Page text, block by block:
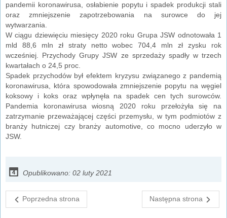
pandemii koronawirusa, osłabienie popytu i spadek produkcji stali
oraz zmniejszenie zapotrzebowania na surowce do jej
wytwarzania.
W ciągu dziewięciu miesięcy 2020 roku Grupa JSW odnotowała 1
mld 88,6 mln zł straty netto wobec 704,4 mln zł zysku rok
wcześniej. Przychody Grupy JSW ze sprzedaży spadły w trzech
kwartałach o 24,5 proc.
Spadek przychodów był efektem kryzysu związanego z pandemią
koronawirusa, która spowodowała zmniejszenie popytu na węgiel
koksowy i koks oraz wpłynęła na spadek cen tych surowców.
Pandemia koronawirusa wiosną 2020 roku przełożyła się na
zatrzymanie przeważającej części przemysłu, w tym podmiotów z
branży hutniczej czy branży automotive, co mocno uderzyło w
JSW.
Opublikowano: 02 luty 2021
Poprzedna strona Następna strona